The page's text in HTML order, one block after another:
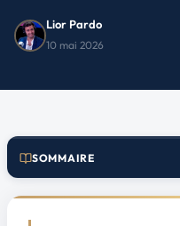
Lior Pardo
10 mai 2026
SOMMAIRE
Modifications potentielles
2